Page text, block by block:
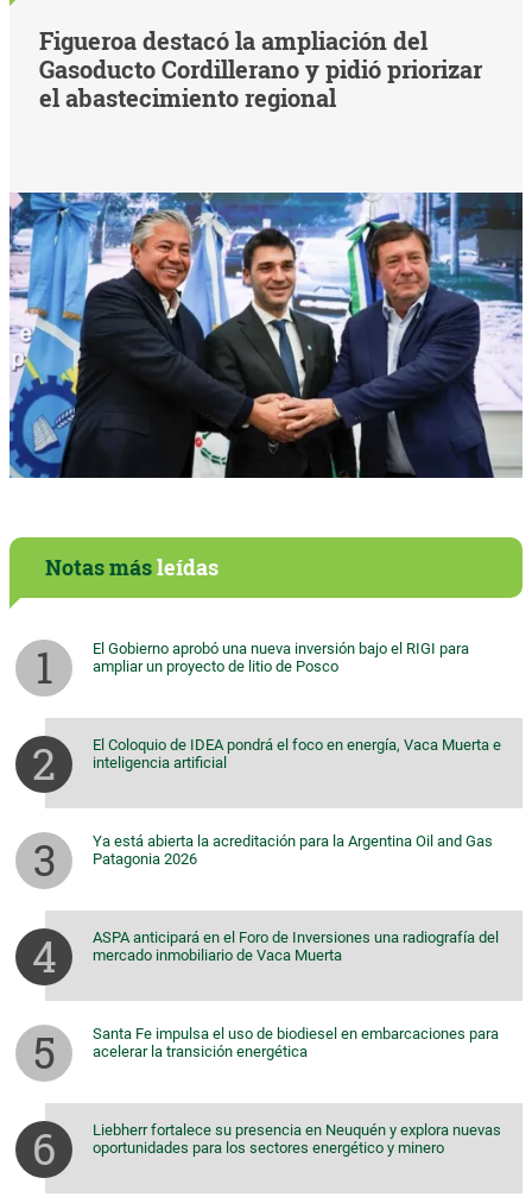
Figueroa destacó la ampliación del
Gasoducto Cordillerano y pidió priorizar
el abastecimiento regional
Notas másleídas
El Gobierno aprobó una nueva inversión bajo el RIGI para
ampliar un proyecto de litio de Posco
El Coloquio de IDEA pondrá el foco en energía, Vaca Muerta e
inteligencia artificial
Ya está abierta la acreditación para la Argentina Oil and Gas
Patagonia 2026
ASPA anticipará en el Foro de Inversiones una radiografía del
mercado inmobiliario de Vaca Muerta
Santa Fe impulsa el uso de biodiesel en embarcaciones para
acelerar la transición energética
Liebherr fortalece su presencia en Neuquén y explora nuevas
oportunidades para los sectores energético y minero